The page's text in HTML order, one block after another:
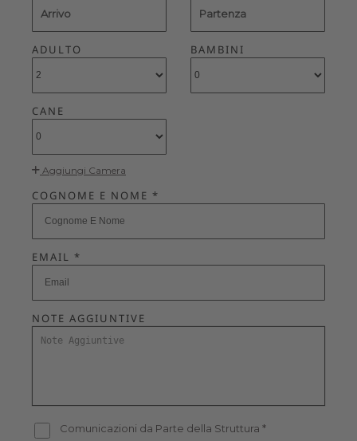
Arrivo Partenza
ADULTO BAMBINI
CANE
Aggiungi Camera
COGNOME E NOME *
EMAIL *
NOTE AGGIUNTIVE
Comunicazioni da Parte della Struttura *